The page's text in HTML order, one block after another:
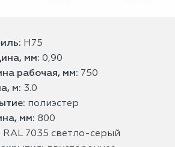
Н75
мм: 0,90
рабочая, мм: 750
м: 3.0
полиэстер
мм: 800
RAL 7035 светло-серый